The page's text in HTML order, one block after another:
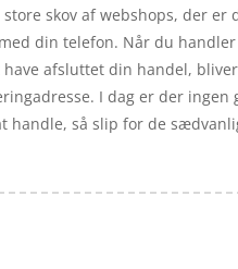
skov af webshops, der er
din telefon. Når du
afsluttet din handel,
I dag er der ingen
handle, så slip for de